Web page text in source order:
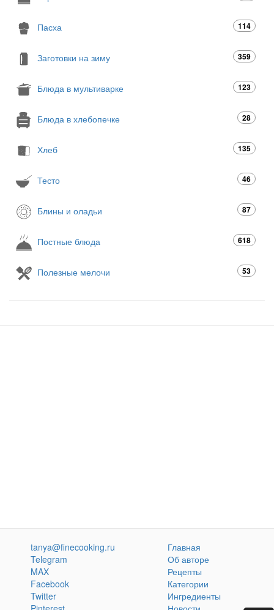
Пасха 114
Заготовки на зиму 359
Блюда в мультиварке 123
Блюда в хлебопечке 28
Хлеб 135
Тесто 46
Блины и оладьи 87
Постные блюда 618
Полезные мелочи 53
tanya@finecooking.ru
Telegram
MAX
Facebook
Twitter
Главная
Об авторе
Рецепты
Категории
Ингредиенты